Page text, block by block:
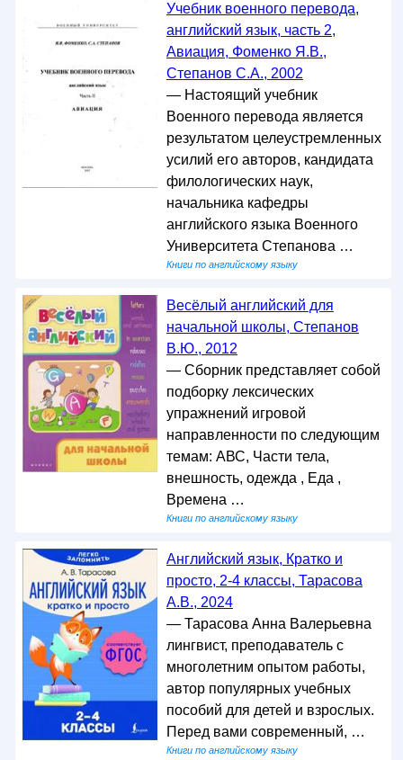
Учебник военного перевода,
английский язык, часть 2,
Авиация, Фоменко Я.В.,
Степанов С.А., 2002
— Настоящий учебник
Военного перевода является
результатом целеустремленных
усилий его авторов, кандидата
филологических наук,
начальника кафедры
английского языка Военного
Университета Степанова …
Книги по английскому языку
Весёлый английский для
начальной школы, Степанов
В.Ю., 2012
— Сборник представляет собой
подборку лексических
упражнений игровой
направленности по следующим
темам: АВС, Части тела,
внешность, одежда , Еда ,
Времена …
Книги по английскому языку
Английский язык, Кратко и
просто, 2-4 классы, Тарасова
А.В., 2024
— Тарасова Анна Валерьевна
лингвист, преподаватель с
многолетним опытом работы,
автор популярных учебных
пособий для детей и взрослых.
Перед вами современный, …
Книги по английскому языку